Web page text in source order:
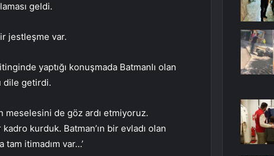
geldi.
jestleşme var.
yaptığı konuşmada Batmanlı olan
dile getirdi.
meselesini de göz ardı etmiyoruz.
kurduk. Batman’ın bir evladı olan
tam itimadım var…’